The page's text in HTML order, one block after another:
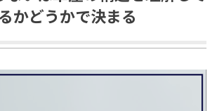
かどうかで決まる